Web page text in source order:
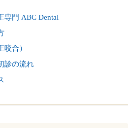
専門 ABC Dental
合）
診の流れ